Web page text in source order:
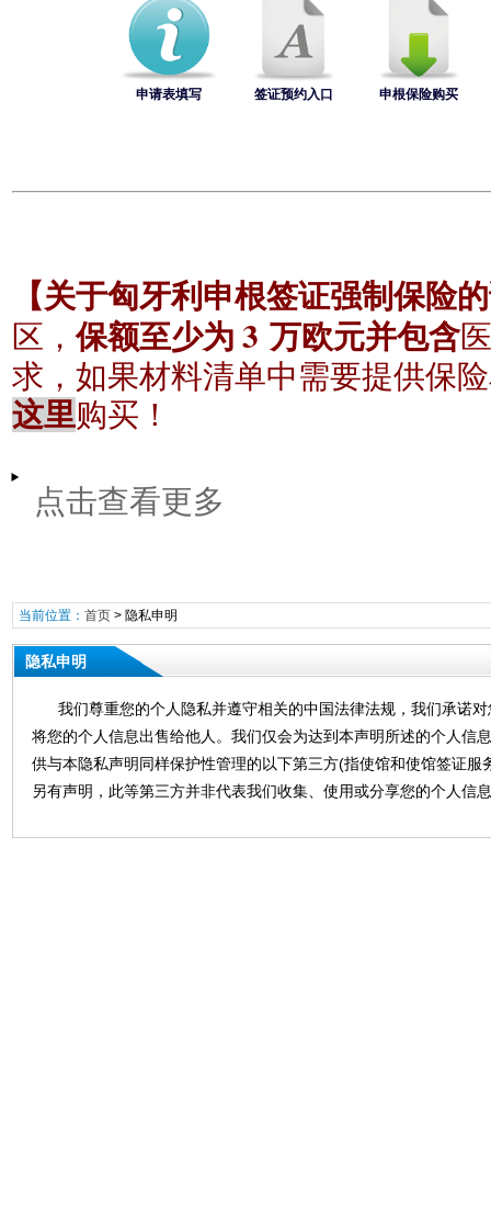
申请表填写 签证预约入口 申根保险购买
【关于匈牙利申根签证强制保险
区，保额至少为 3 万欧元并包含
求，如果材料清单中需要提供保
这里购买！
点击查看更多
当前位置： 首页> 隐私申明
隐私申明
我们尊重您的个人隐私并遵守相关的中国法律法规，我们承诺
将您的个人信息出售给他人。我们仅会为达到本声明所述的个人信
供与本隐私声明同样保护性管理的以下第三方(指使馆和使馆签证
另有声明，此等第三方并非代表我们收集、使用或分享您的个人信息